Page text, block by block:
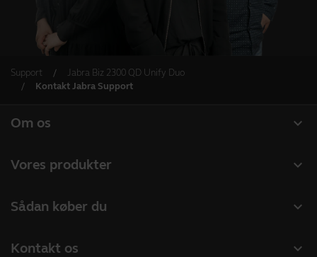
Support
Jabra Biz 2300 QD Unify Duo
Kontakt Jabra Support
expand_more
Om os
Bæredygtighed
expand_more
Vores produkter
Konferencekameraer
expand_more
Sådan køber du
expand_more
Kontakt os